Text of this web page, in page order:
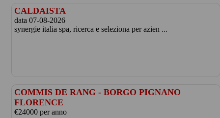
CALDAISTA
data 07-08-2026
synergie italia spa, ricerca e seleziona per azien ...
COMMIS DE RANG - BORGO PIGNANO
FLORENCE
€24000 per anno